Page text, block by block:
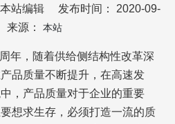
站编辑 发布时间： 2020-09-
源： 本站
年，随着供给侧结构性改革深
品质量不断提升，在高速发
，产品质量对于企业的重要
想求生存，必须打造一流的质